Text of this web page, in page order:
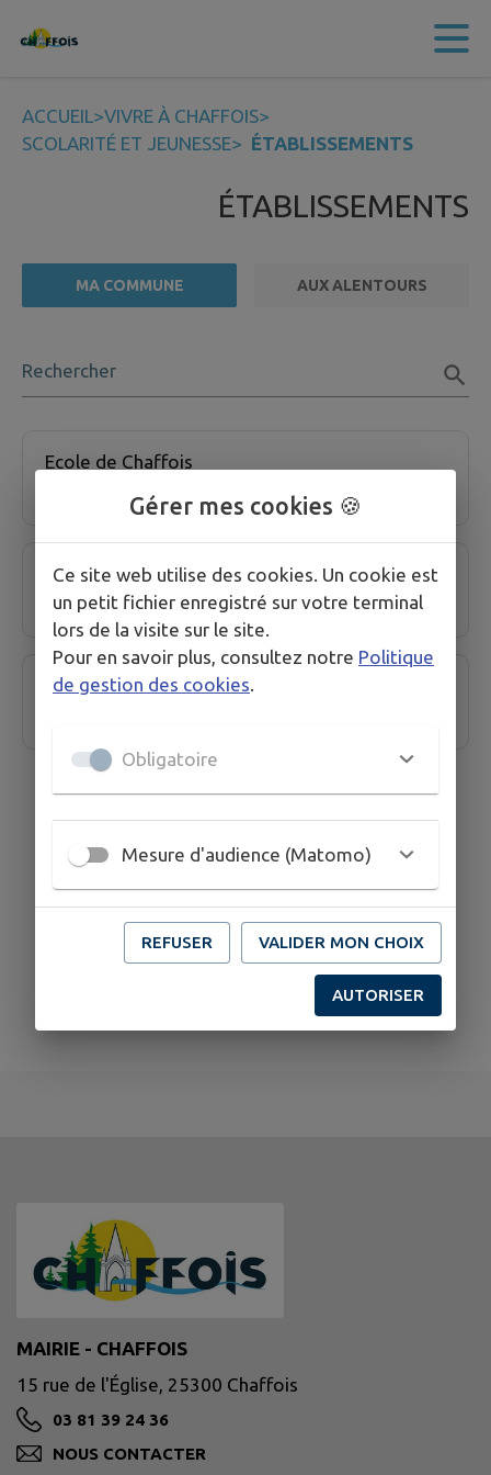
Contenu
ACCUEIL>VIVRE À CHAFFOIS>
SCOLARITÉ ET JEUNESSE> ÉTABLISSEMENTS
ÉTABLISSEMENTS
MA COMMUNE AUX ALENTOURS
Rechercher
Ecole de Chaffois
Micro-Crèche de Chaffois
Périscolaire
MAIRIE - CHAFFOIS
15 rue de l'Église, 25300 Chaffois
03 81 39 24 36
NOUS CONTACTER
Gérer mes cookies 🍪
Ce site web utilise des cookies. Un cookie est
un petit fichier enregistré sur votre terminal
lors de la visite sur le site.
Pour en savoir plus, consultez notre Politique
de gestion des cookies
Obligatoire
Mesure d'audience (Matomo)
REFUSER VALIDER MON CHOIX
AUTORISER